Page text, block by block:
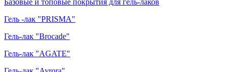
Базовые и топовые покрытия для гель-лаков
Гель -лак "PRISMA"
Гель-лак "Brocade"
Гель-лак "AGATE"